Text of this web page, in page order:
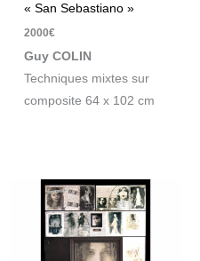
« San Sebastiano »
2000€
Guy COLIN
Techniques mixtes sur
composite 64 x 102 cm